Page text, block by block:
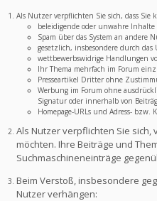
Als Nutzer verpflichten Sie sich, dass Sie
beleidigende oder unwahre
Spam über das System an andere
gesetzlich, insbesondere durch
wettbewerbswidrige Handlungen
Ihr Thema mehrfach im Forum
Presseartikel Dritter ohne
Werbung im Forum ohne
Signatur oder innerhalb von
Homepage-URLs und Adress-
Als Nutzer verpflichten Sie
möchten. Ihre Beiträge und
Suchmaschineneinträge
Beim Verstoß, insbesondere
Nutzer verhängen: